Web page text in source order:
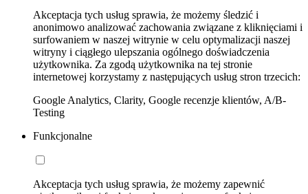
Akceptacja tych usług sprawia, że możemy śledzić i
anonimowo analizować zachowania związane z kliknięciami i
surfowaniem w naszej witrynie w celu optymalizacji naszej
witryny i ciągłego ulepszania ogólnego doświadczenia
użytkownika. Za zgodą użytkownika na tej stronie
internetowej korzystamy z następujących usług stron trzecich:
Google Analytics, Clarity, Google recenzje klientów, A/B-
Testing
Funkcjonalne
Akceptacja tych usług sprawia, że możemy zapewnić